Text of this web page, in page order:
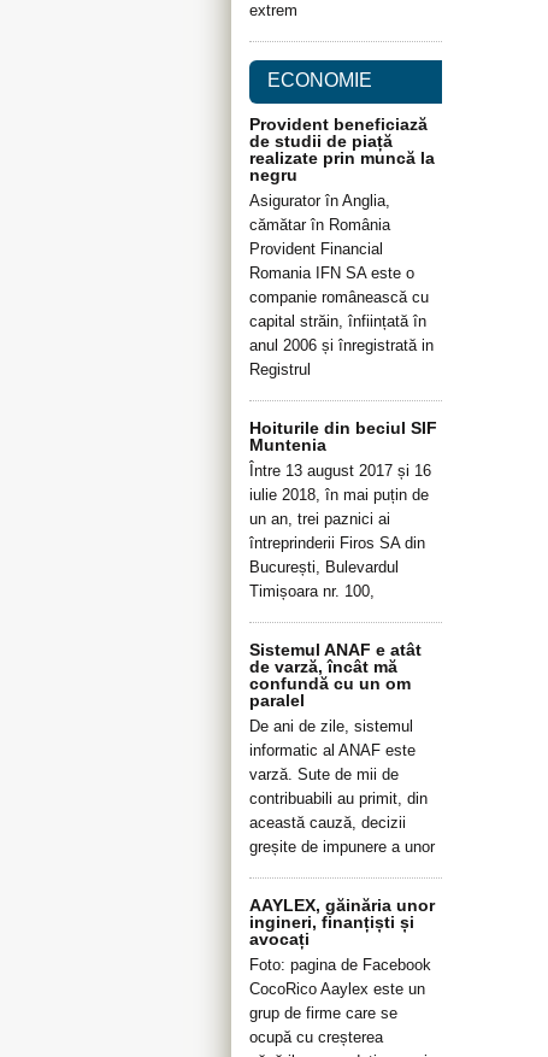
extrem
ECONOMIE
Provident beneficiază
de studii de piață
realizate prin muncă la
negru
Asigurator în Anglia,
cămătar în România
Provident Financial
Romania IFN SA este o
companie românească cu
capital străin, înființată în
anul 2006 și înregistrată in
Registrul
Hoiturile din beciul SIF
Muntenia
Între 13 august 2017 și 16
iulie 2018, în mai puțin de
un an, trei paznici ai
întreprinderii Firos SA din
București, Bulevardul
Timișoara nr. 100,
Sistemul ANAF e atât
de varză, încât mă
confundă cu un om
paralel
De ani de zile, sistemul
informatic al ANAF este
varză. Sute de mii de
contribuabili au primit, din
această cauză, decizii
greșite de impunere a unor
AAYLEX, găinăria unor
ingineri, finanțiști și
avocați
Foto: pagina de Facebook
CocoRico Aaylex este un
grup de firme care se
ocupă cu creșterea